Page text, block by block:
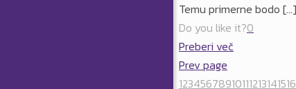
Temu primerne bodo […]
Do you like it?0
Preberi več
Prev page
12345678910111213141516